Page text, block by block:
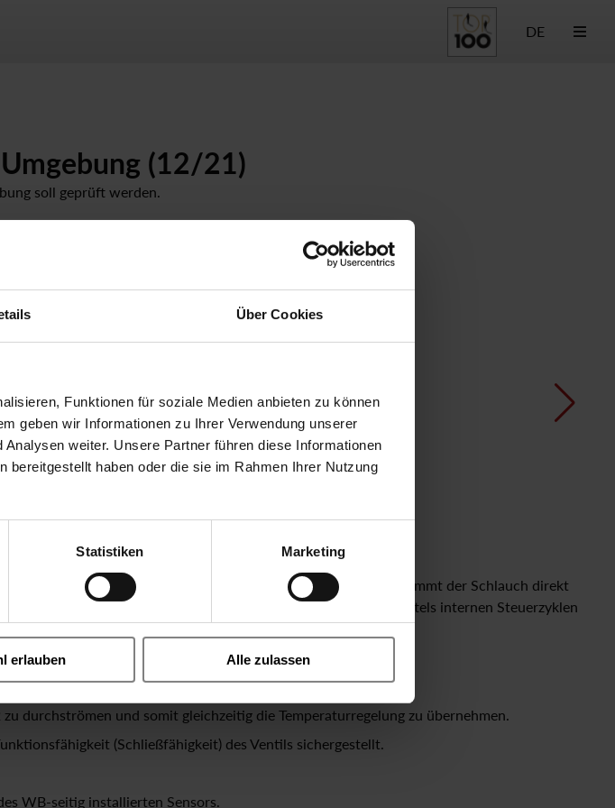
Über Cookies
Funktionen für soziale Medien anbieten zu können
geben wir Informationen zu Ihrer Verwendung unserer
weiter. Unsere Partner führen diese Informationen
haben oder die sie im Rahmen Ihrer Nutzung
Statistiken Marketing
erlauben Alle zulassen
DE
(12/21)
soll geprüft werden.
Ventil wird kontinuierlich mit LN2 durchströmt Eingangsseitig kommt der Schlauch direkt
zur Regelung des LN2-Pegels, respektive der Temperatur, mittels internen Steuerzyklen
durchströmen und somit gleichzeitig die Temperaturregelung zu übernehmen.
(Schließfähigkeit) des Ventils sichergestellt.
WB-seitig installierten Sensors.